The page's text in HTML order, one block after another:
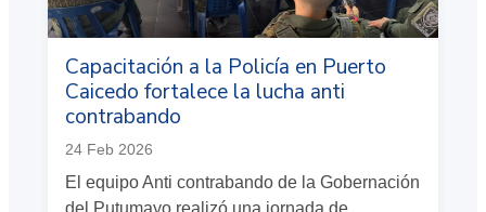
Capacitación a la Policía en Puerto
Caicedo fortalece la lucha anti
contrabando
24 Feb 2026
El equipo Anti contrabando de la Gobernación
del Putumayo realizó una jornada de